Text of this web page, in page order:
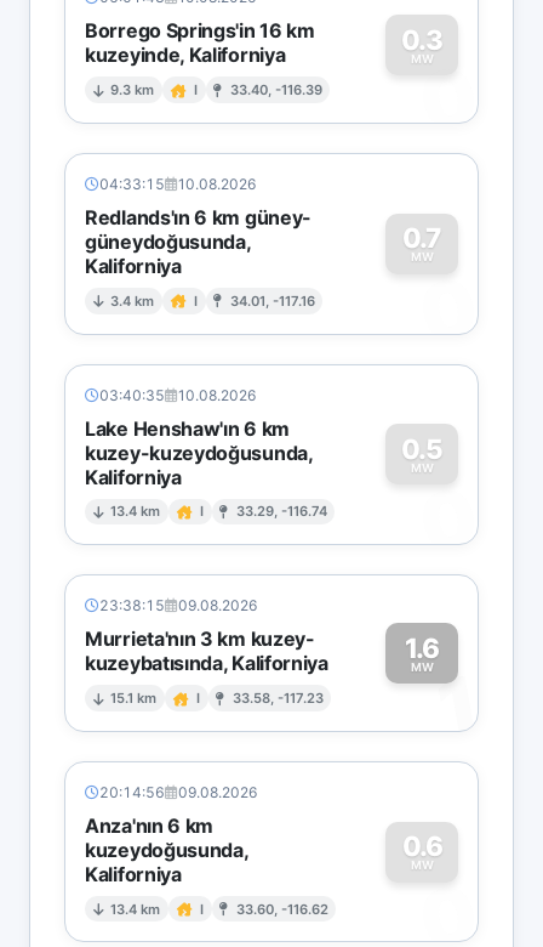
Borrego Springs'in 16 km
kuzeyinde, Kaliforniya
9.3 km I 33.40, -116.39
0.3
MW
0
04:33:15 10.08.2026
Redlands'ın 6 km güney-
güneydoğusunda,
Kaliforniya
3.4 km I 34.01, -117.16
0.7
MW
0
03:40:35 10.08.2026
Lake Henshaw'ın 6 km
kuzey-kuzeydoğusunda,
Kaliforniya
13.4 km I 33.29, -116.74
0.5
MW
0
23:38:15 09.08.2026
Murrieta'nın 3 km kuzey-
kuzeybatısında, Kaliforniya
15.1 km I 33.58, -117.23
1.6
MW1
20:14:56 09.08.2026
Anza'nın 6 km
kuzeydoğusunda,
Kaliforniya
13.4 km I 33.60, -116.62
0.6
MW
0